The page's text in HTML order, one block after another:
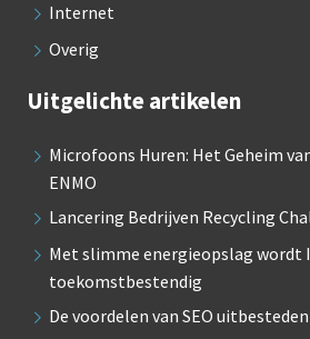
Internet
Overig
Uitgelichte artikelen
Microfoons Huren: Het Geheim
ENMO
Lancering Bedrijven Recycling
Met slimme energieopslag
toekomstbestendig
De voordelen van SEO uitbesteden